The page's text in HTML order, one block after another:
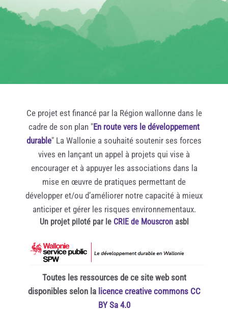
Ce projet est financé par la Région wallonne dans le
cadre de son plan "En route vers le développement
durable" La Wallonie a souhaité soutenir ses forces
vives en lançant un appel à projets qui vise à
encourager et à appuyer les associations dans la
mise en œuvre de pratiques permettant de
développer et/ou d’améliorer notre capacité à mieux
anticiper et gérer les risques environnementaux.
Un projet piloté par le CRIE de Mouscronasbl
Toutes les ressources de ce site web sont
disponibles selon la licence creative commons CC
BY Sa 4.0